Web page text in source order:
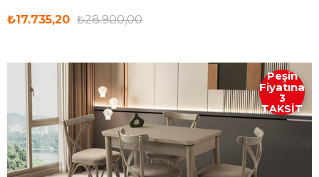
₺17.735,20 ₺28.900,00
Peşin
Fiyatına
3
TAKSİT